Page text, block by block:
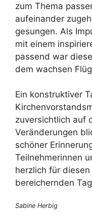
zum Thema
aufeinander
gesungen. Als
mit einem
passend war
dem wachsen
Ein konstruktiver
zuversichtlich auf
Veränderungen
schöner
Teilnehmerinnen
herzlich für
bereichernden
Sabine Herbig